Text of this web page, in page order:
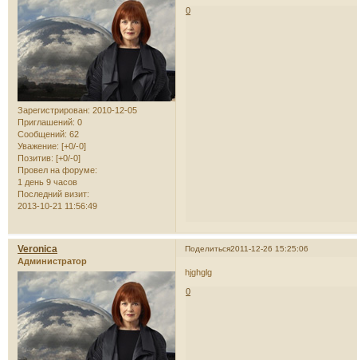
Зарегистрирован: 2010-12-05
Приглашений: 0
Сообщений: 62
Уважение: [+0/-0]
Позитив: [+0/-0]
Провел на форуме:
1 день 9 часов
Последний визит:
2013-10-21 11:56:49
0
Поделиться2011-12-26 15:25:06
Veronica
Администратор
hjghglg
0